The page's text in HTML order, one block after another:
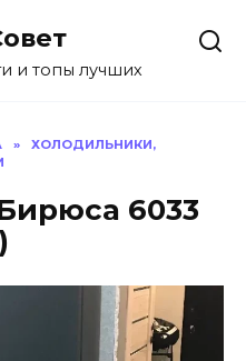
и топы лучших
»
ХОЛОДИЛЬНИКИ,
6033